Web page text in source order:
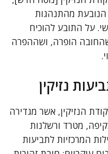
הנובעת מהתנהגות
על התובע להוכיח
הופרה, ושההפרה
נזיקין
הנזיקין, אשר מגדירה
מטרד ורשלנות
המרכזיות לתביעות